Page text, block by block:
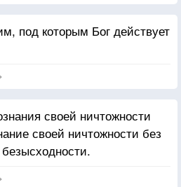
под которым Бог действует
своей ничтожности
своей ничтожности без